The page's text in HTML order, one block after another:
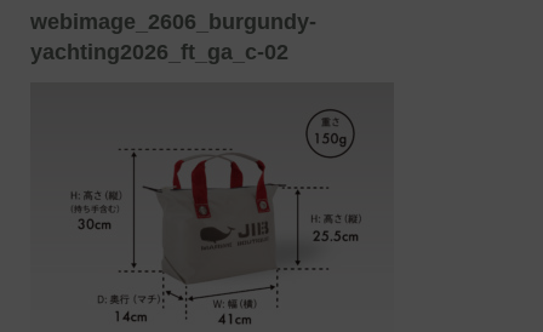
webimage_2606_burgundy-
yachting2026_ft_ga_c-02